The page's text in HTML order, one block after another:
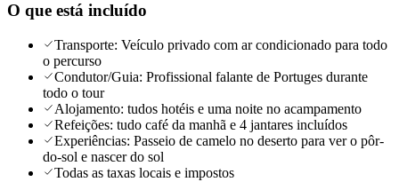
O que está incluído
Transporte: Veículo privado com ar condicionado para todo
o percurso
Condutor/Guia: Profissional falante de Portuges durante
todo o tour
Alojamento: tudos hotéis e uma noite no acampamento
Refeições: tudo café da manhã e 4 jantares incluídos
Experiências: Passeio de camelo no deserto para ver o pôr-
do-sol e nascer do sol
Todas as taxas locais e impostos